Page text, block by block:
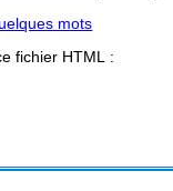
mots
fichier HTML :